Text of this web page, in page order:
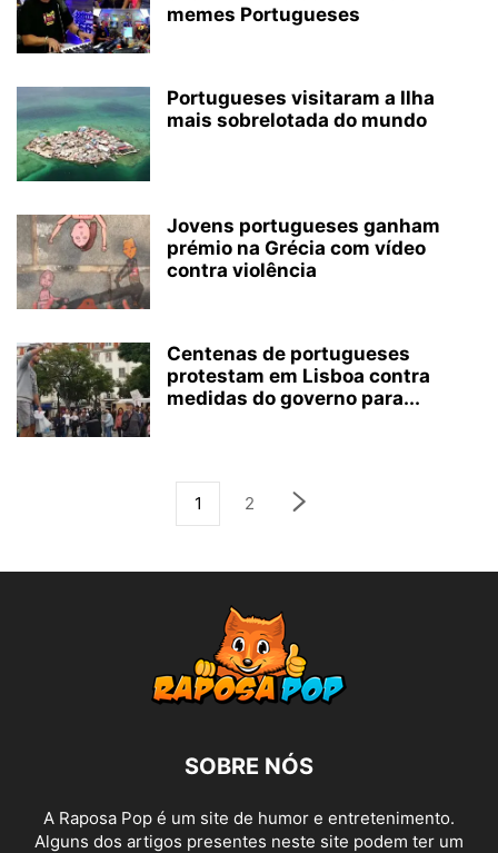
memes Portugueses
Portugueses visitaram a Ilha
mais sobrelotada do mundo
Jovens portugueses ganham
prémio na Grécia com vídeo
contra violência
Centenas de portugueses
protestam em Lisboa contra
medidas do governo para...
1 2
SOBRE NÓS
A Raposa Pop é um site de humor e entretenimento.
Alguns dos artigos presentes neste site podem ter um